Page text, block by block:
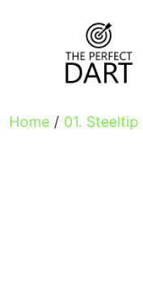
Home / 01. Steeltip